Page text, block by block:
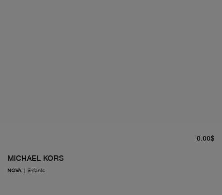
MICHAEL KORS
NOVA | Enfants
0.00$